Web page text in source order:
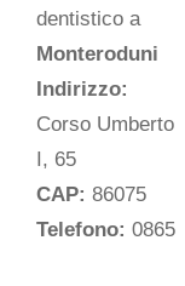
dentistico a
Monteroduni
Indirizzo:
Corso Umberto
I, 65
CAP: 86075
Telefono: 0865